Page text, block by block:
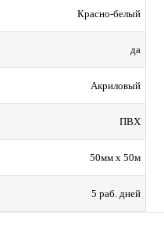
Красно-белый
да
Акриловый
ПВХ
50мм х 50м
5 раб. дней